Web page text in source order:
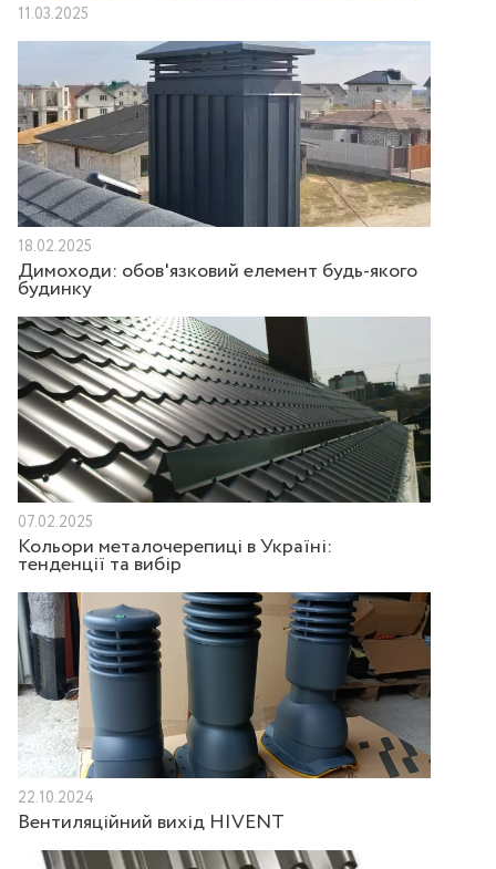
11.03.2025
18.02.2025
Димоходи: обов'язковий елемент будь-якого
будинку
07.02.2025
Кольори металочерепиці в Україні:
тенденції та вибір
22.10.2024
Вентиляційний вихід HIVENT